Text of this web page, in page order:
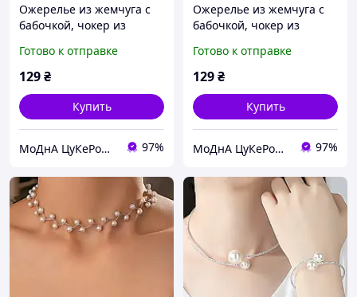
Ожерелье из жемчуга с
бабочкой, чокер из
подвеской в виде белой
бабочки.
Готово к отправке
129₴
Купить
МоДнА ЦуКеРоЧкА 97%
Ожерелье из жемчуга с
бабочкой, чокер из
подвеской в виде розовой
бабочки.
Готово к отправке
129₴
Купить
МоДнА ЦуКеРоЧкА 97%